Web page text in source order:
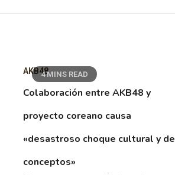
4 MINS READ
AKB48
Colaboración entre AKB48 y
proyecto coreano causa
«desastroso choque cultural y de
conceptos»